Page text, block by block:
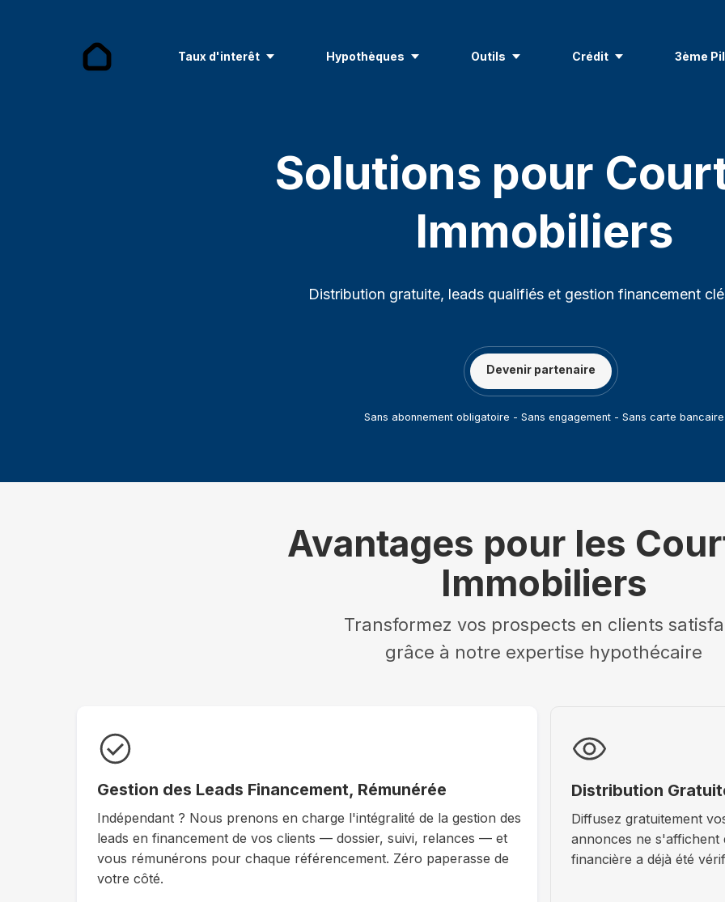
Taux d'interêt Hypothèques Outils Crédit 3ème
Solutions pour
Immobiliers
Distribution gratuite, leads qualifiés et gestion financement
Devenir partenaire
Sans abonnement obligatoire - Sans engagement - Sans carte bancaire
Avantages pour les
Immobiliers
Transformez vos prospects en clients
grâce à notre expertise hypothécaire
Gestion des Leads Financement, Rémunérée
Indépendant ? Nous prenons en charge l'intégralité de la gestion des
leads en financement de vos clients — dossier, suivi, relances — et
vous rémunérons pour chaque référencement. Zéro paperasse de
votre côté.
Distribution
Diffusez gratuitement
annonces ne s'affichent
financière a déjà été